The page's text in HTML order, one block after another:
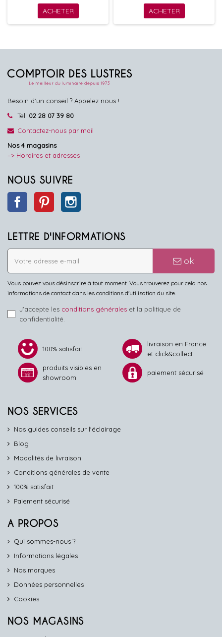
ACHETER ACHETER
Besoin d'un conseil ? Appelez nous !
Tel: 02 28 07 39 80
Contactez-nous par mail
Nos 4 magasins
=> Horaires et adresses
NOUS SUIVRE
Facebook Pinterest
LETTRE D'INFORMATIONS
ok
Vous pouvez vous désinscrire à tout moment. Vous trouverez pour cela nos
informations de contact dans les conditions d'utilisation du site.
J'accepte les conditions générales et la politique de
confidentialité.
100% satisfait
livraison en France
et click&collect
produits visibles en
showroom
paiement sécurisé
NOS SERVICES
Nos guides conseils sur l'éclairage
Blog
Modalités de livraison
Conditions générales de vente
100% satisfait
Paiement sécurisé
A PROPOS
Qui sommes-nous ?
Informations légales
Nos marques
Données personnelles
Cookies
NOS MAGASINS